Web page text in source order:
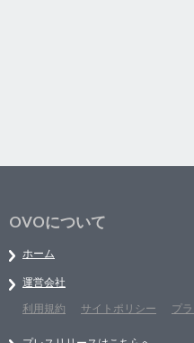
OVOについて
ホーム
運営会社
利用規約
サイトポリシー プ